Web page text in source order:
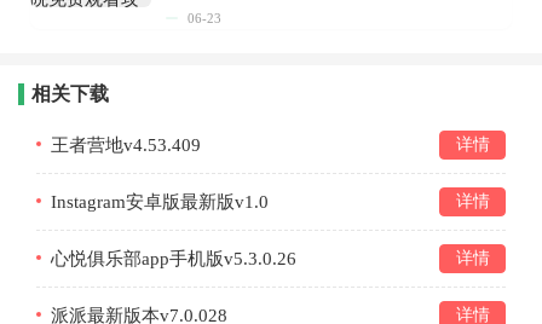
06-23
相关下载
王者营地v4.53.409 详情
Instagram安卓版最新版v1.0 详情
心悦俱乐部app手机版v5.3.0.26 详情
派派最新版本v7.0.028 详情